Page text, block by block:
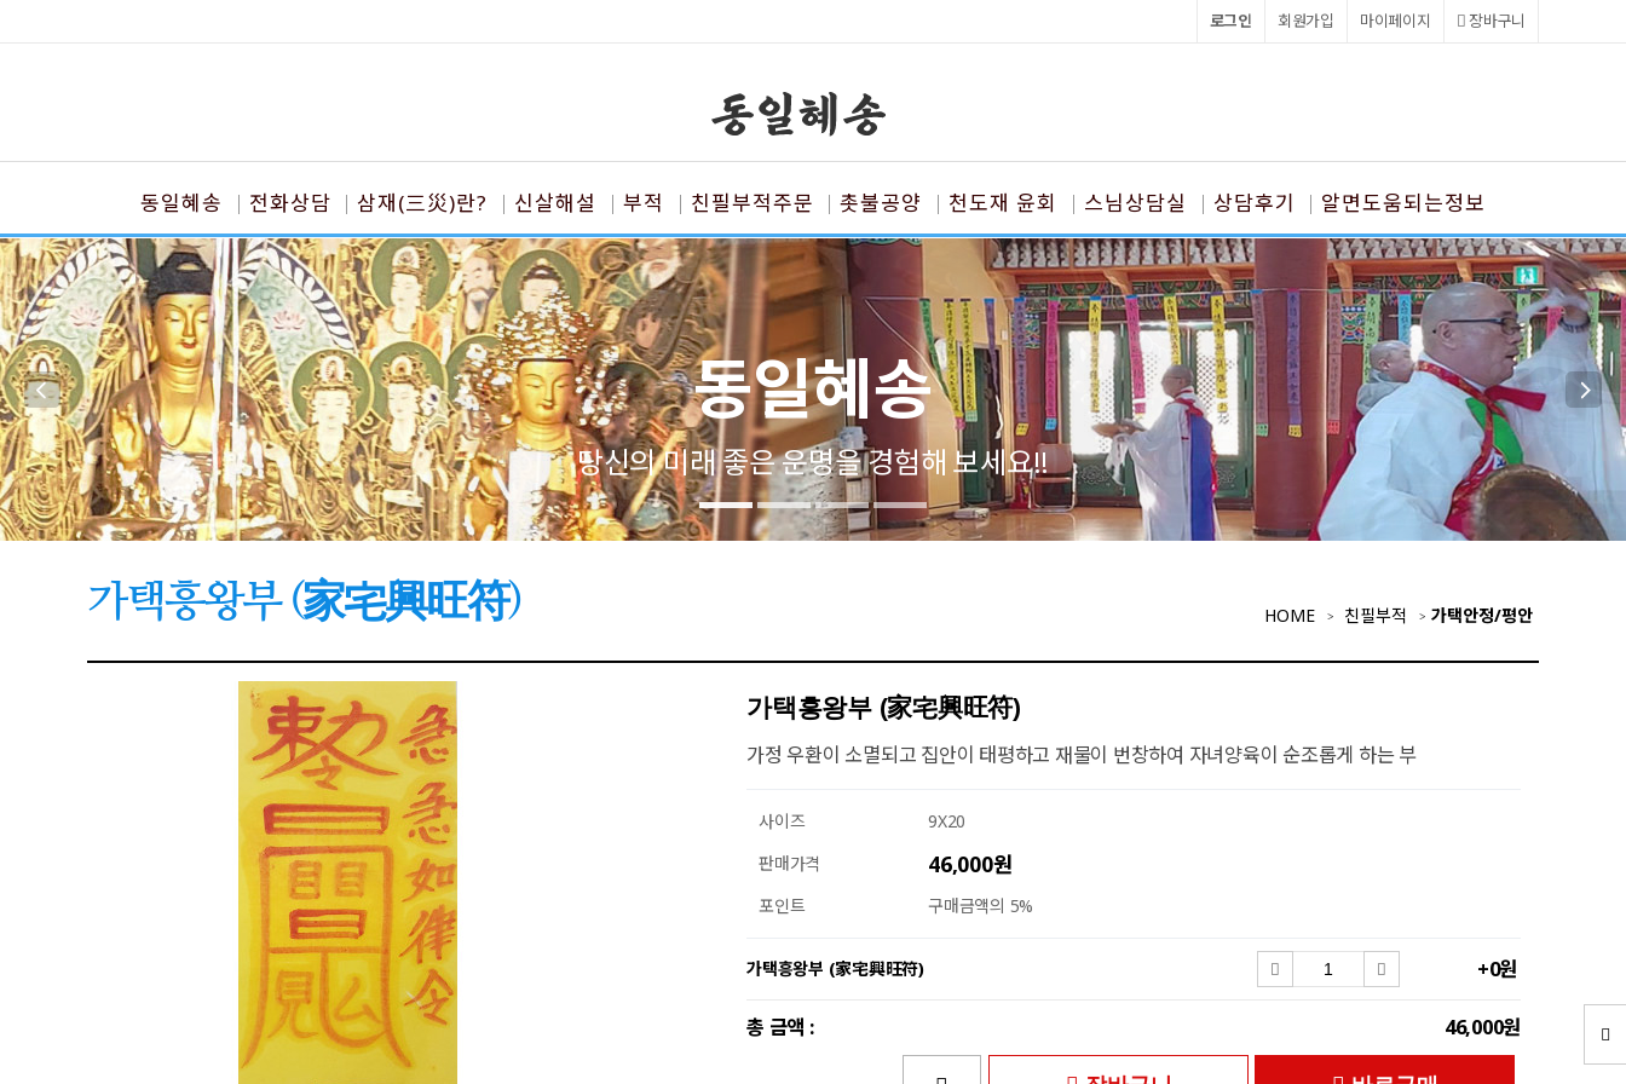
장바구니
마이페이지
회원가입
로그인
동일혜송 전화상담 삼재(三災)란? 신살해설 부적 친필부적주문 촛불공양 천도재 윤회 스님상담실 상담후기 알면도움되는정보
동일혜송
당신의 미래 좋은 운명을 경험해 보세요!!
가택흥왕부 (家宅興旺符) HOME 친필부적 가택안정/평안
가택흥왕부 (家宅興旺符)
가정 우환이 소멸되고 집안이 태평하고 재물이 번창하여 자녀양육이 순조롭게 하는 부
사이즈
9X20
판매가격
46,000원
포인트 구매금액의 5%
가택흥왕부 (家宅興旺符) +0원
총 금액 : 46,000원